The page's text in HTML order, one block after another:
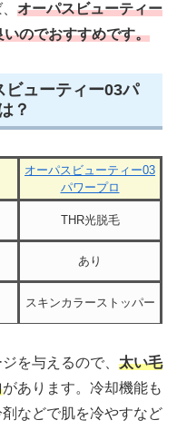
オーパスビューティー
のでおすすめです。
ビューティー03パ
？
オーパスビューティー03
パワープロ
THR光脱毛
あり
スキンカラーストッパー
を与えるので、 太い毛
があります。冷却機能も
などで肌を冷やすなど